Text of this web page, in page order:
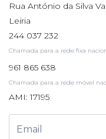
Rua António da Silva
Leiria
244 037 232
Chamada para a rede fixa
961 865 638
Chamada para a rede móvel
AMI: 17195